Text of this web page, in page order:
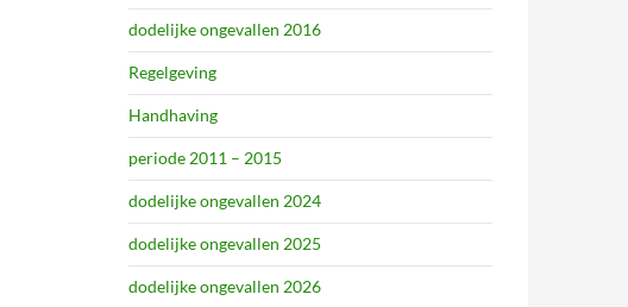
dodelijke ongevallen 2016
Regelgeving
Handhaving
periode 2011 – 2015
dodelijke ongevallen 2024
dodelijke ongevallen 2025
dodelijke ongevallen 2026